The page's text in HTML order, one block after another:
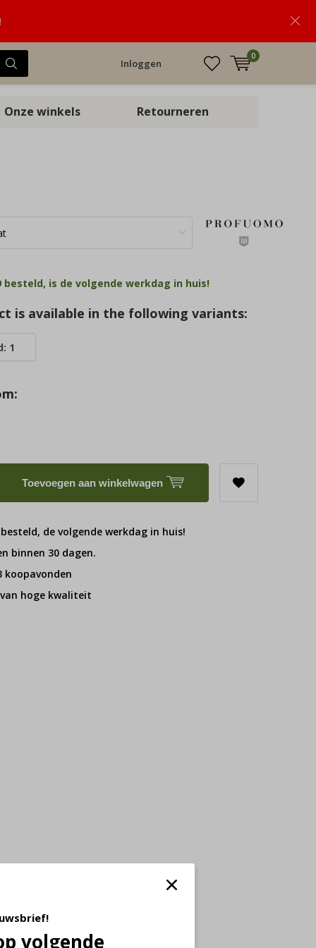
Inloggen
0
Onze winkels Retourneren
besteld, is de volgende werkdag in huis!
is available in the following variants:
1
Toevoegen aan winkelwagen
de volgende werkdag in huis!
binnen 30 dagen.
koopavonden
hoge kwaliteit
volgende